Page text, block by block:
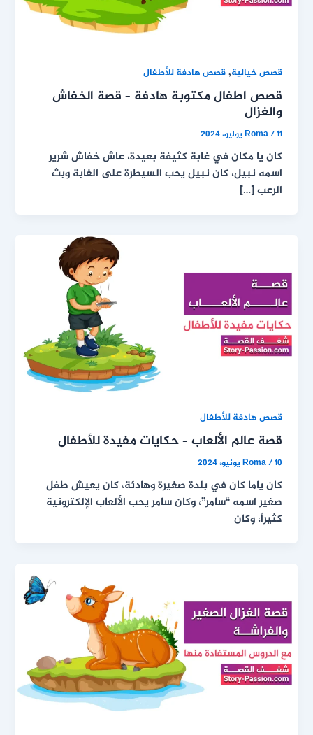
قصص خيالية,قصص هادفة للأطفال
قصص اطفال مكتوبة هادفة – قصة الخفاش
والغزال
Roma/11 يوليو، 2024
كان يا مكان في غابة كثيفة بعيدة، عاش خفاش شرير
اسمه نبيل، كان نبيل يحب السيطرة على الغابة وبث
الرعب […]
قصص هادفة للأطفال
قصة عالم الألعاب – حكايات مفيدة للأطفال
Roma/10 يونيو، 2024
كان ياما كان في بلدة صغيرة وهادئة، كان يعيش طفل
صغير اسمه “سامر”، وكان سامر يحب الألعاب الإلكترونية
كثيراً، وكان